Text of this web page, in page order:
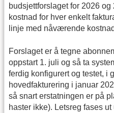
budsjettforslaget for 2026
kostnad for hver enkelt
linje med nåværende
Forslaget er å tegne
oppstart 1. juli og så ta
ferdig konfigurert og testet, i
hovedfakturering i januar
så snart erstatningen er på
haster ikke). Letsreg fases